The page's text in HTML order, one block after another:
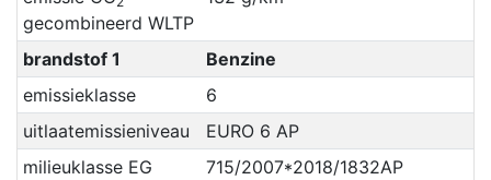
gecombineerd WLTP
brandstof 1
Benzine
emissieklasse
6
uitlaatemissieniveau
EURO 6 AP
milieuklasse EG
715/2007*2018/1832AP